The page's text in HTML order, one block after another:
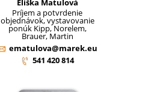
Eliška Matulová
Príjem a potvrdenie
objednávok, vystavovanie
ponúk Kipp, Norelem,
Brauer, Martin
ematulova@marek.eu
541 420 814